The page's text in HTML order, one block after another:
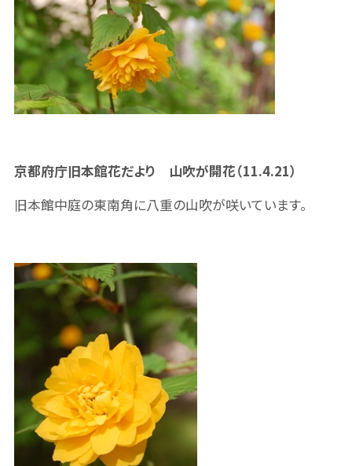
京都府庁旧本館花だより 山吹が開花（11.4.21）
旧本館中庭の東南角に八重の山吹が咲いています。